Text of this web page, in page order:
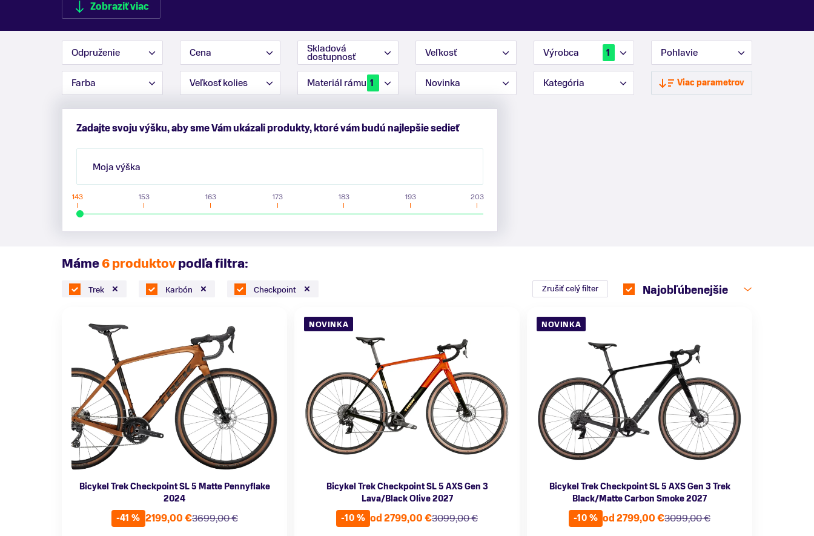
Zobraziť viac
Zobraziť menej
Odpruženie Cena Skladová
dostupnosť Veľkosť Výrobca 1 Pohlavie
Farba Veľkosť kolies Materiál rámu 1 Novinka Kategória Viac parametrov
Zadajte svoju výšku, aby sme Vám ukázali produkty, ktoré vám budú najlepšie sedieť
Moja výška
143 153 163 173 183 193 203
Máme6 produktovpodľa filtra:
Trek Karbón Checkpoint Zrušiť celý filter Najobľúbenejšie
Bicykel Trek Checkpoint SL 5 Matte Pennyflake
2024
-41 %
3699,00 €
2199,00 €
NOVINKA
Bicykel Trek Checkpoint SL 5 AXS Gen 3
Lava/Black Olive 2027
-10 %
3099,00 €
od 2799,00 €
NOVINKA
Bicykel Trek Checkpoint SL 5 AXS Gen 3 Trek
Black/Matte Carbon Smoke 2027
-10 %
3099,00 €
od 2799,00 €